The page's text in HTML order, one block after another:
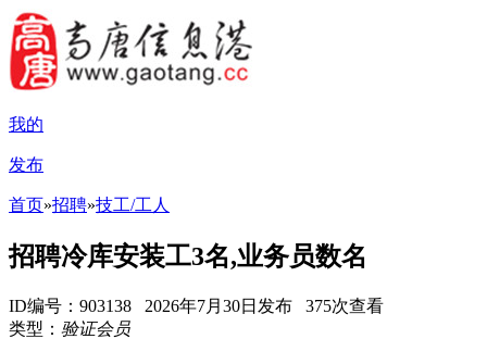
我的
发布
首页»招聘»技工/工人
招聘冷库安装工3名,业务员数名
ID编号：903138 2026年7月30日发布 375次查看
类型： 验证会员